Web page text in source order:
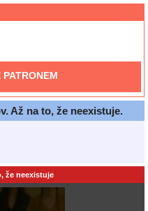
PATRONEM
Až na to, že neexistuje.
že neexistuje